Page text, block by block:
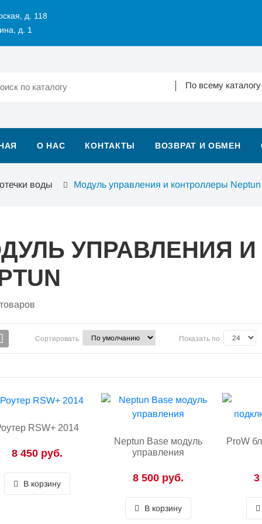
д. 118
д. 1
По всему каталогу
О НАС КОНТАКТЫ ВОЗВРАТ И ОБМЕН
воды Модуль управления и контроллеры Neptun
УПРАВЛЕНИЯ
Сортировать Показать по
RSW+ 2014
8 450 руб.
В корзину
Neptun Base модуль
управления
8 500 руб.
В корзину
ProW
3